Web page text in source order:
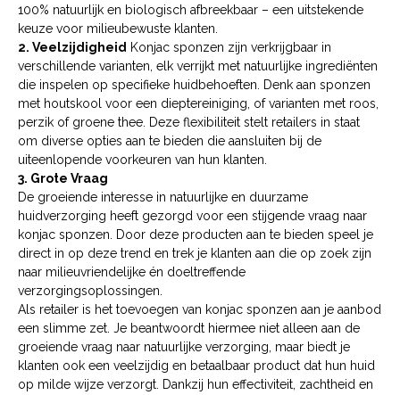
100% natuurlijk en biologisch afbreekbaar – een uitstekende
keuze voor milieubewuste klanten.
2. Veelzijdigheid Konjac sponzen zijn verkrijgbaar in
verschillende varianten, elk verrijkt met natuurlijke ingrediënten
die inspelen op specifieke huidbehoeften. Denk aan sponzen
met houtskool voor een dieptereiniging, of varianten met roos,
perzik of groene thee. Deze flexibiliteit stelt retailers in staat
om diverse opties aan te bieden die aansluiten bij de
uiteenlopende voorkeuren van hun klanten.
3. Grote Vraag
De groeiende interesse in natuurlijke en duurzame
huidverzorging heeft gezorgd voor een stijgende vraag naar
konjac sponzen. Door deze producten aan te bieden speel je
direct in op deze trend en trek je klanten aan die op zoek zijn
naar milieuvriendelijke én doeltreffende
verzorgingsoplossingen.
Als retailer is het toevoegen van konjac sponzen aan je aanbod
een slimme zet. Je beantwoordt hiermee niet alleen aan de
groeiende vraag naar natuurlijke verzorging, maar biedt je
klanten ook een veelzijdig en betaalbaar product dat hun huid
op milde wijze verzorgt. Dankzij hun effectiviteit, zachtheid en